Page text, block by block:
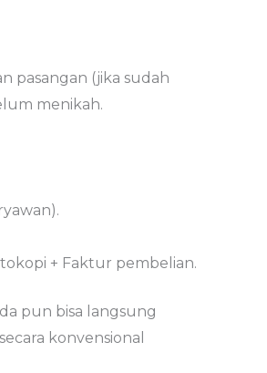
pasangan (jika sudah
menikah.
+ Faktur pembelian.
pun bisa langsung
konvensional